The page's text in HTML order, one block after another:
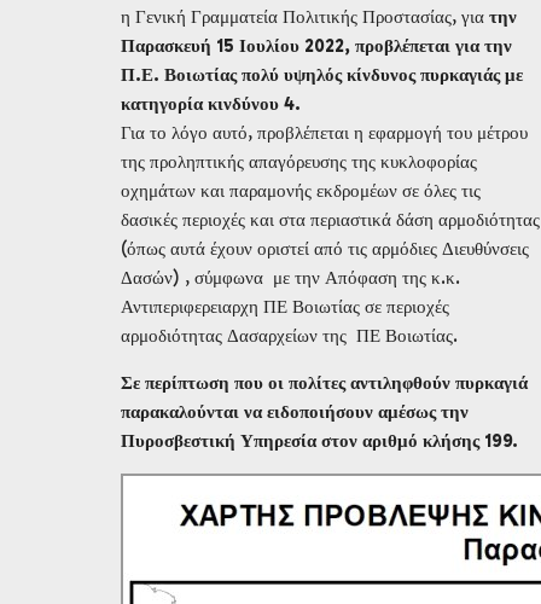
η Γενική Γραμματεία Πολιτικής Προστασίας, για την
Παρασκευή 15 Ιουλίου 2022, προβλέπεται για την
Π.Ε. Βοιωτίας πολύ υψηλός κίνδυνος πυρκαγιάς με
κατηγορία κινδύνου 4.
Για το λόγο αυτό, προβλέπεται η εφαρμογή του μέτρου
της προληπτικής απαγόρευσης της κυκλοφορίας
οχημάτων και παραμονής εκδρομέων σε όλες τις
δασικές περιοχές και στα περιαστικά δάση αρμοδιότητας
(όπως αυτά έχουν οριστεί από τις αρμόδιες Διευθύνσεις
Δασών) , σύμφωνα με την Απόφαση της κ.κ.
Αντιπεριφερειαρχη ΠΕ Βοιωτίας σε περιοχές
αρμοδιότητας Δασαρχείων της ΠΕ Βοιωτίας.
Σε περίπτωση που οι πολίτες αντιληφθούν πυρκαγιά
παρακαλούνται να ειδοποιήσουν αμέσως την
Πυροσβεστική Υπηρεσία στον αριθμό κλήσης 199.